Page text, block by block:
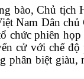
bào, Chủ tịch
Nam Dân chủ
chức phiên
cử với chế độ
phân biệt giàu,